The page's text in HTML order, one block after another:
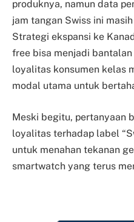
produknya, namun data
jam tangan Swiss ini
Strategi ekspansi ke
free bisa menjadi
loyalitas konsumen kelas
modal utama untuk
Meski begitu, pertanyaan
loyalitas terhadap label
untuk menahan tekanan
smartwatch yang terus